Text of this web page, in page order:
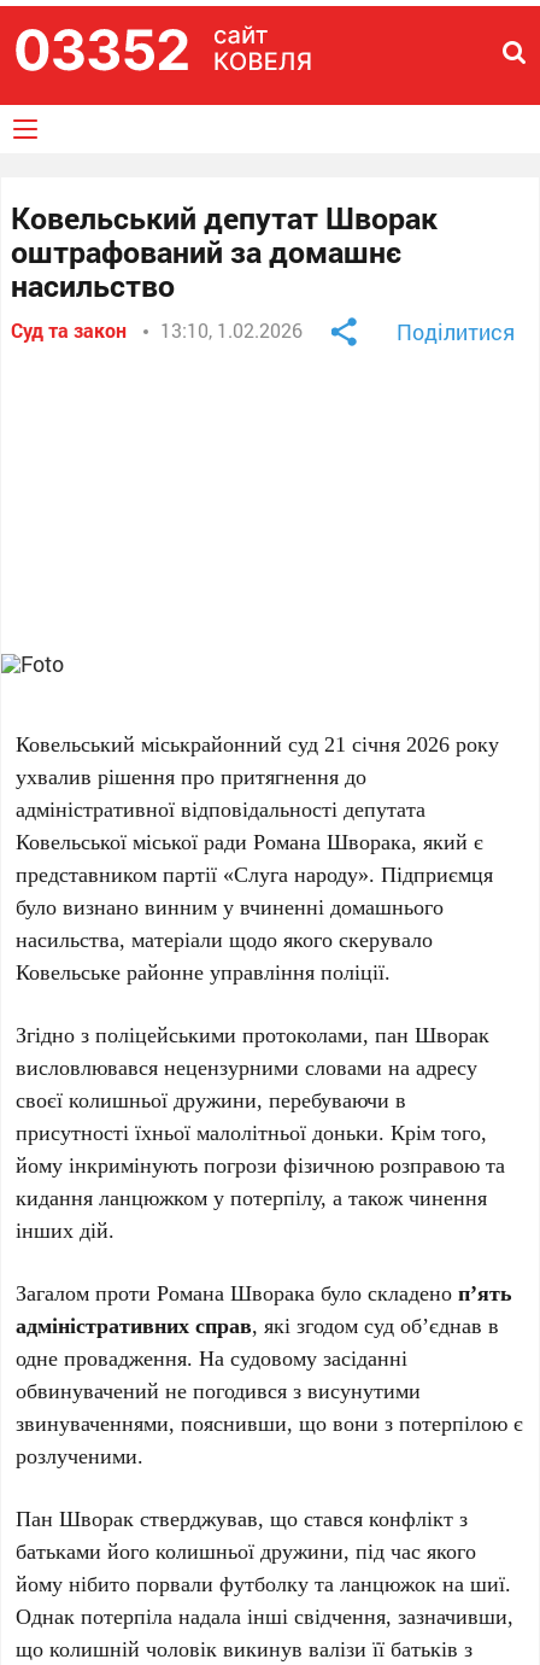
Ковельський депутат Шворак
оштрафований за домашнє
насильство
Суд та закон 13:10, 1.02.2026 Поділитися
Ковельський міськрайонний суд 21 січня 2026 року
ухвалив рішення про притягнення до
адміністративної відповідальності депутата
Ковельської міської ради Романа Шворака, який є
представником партії «Слуга народу». Підприємця
було визнано винним у вчиненні домашнього
насильства, матеріали щодо якого скерувало
Ковельське районне управління поліції.
Згідно з поліцейськими протоколами, пан Шворак
висловлювався нецензурними словами на адресу
своєї колишньої дружини, перебуваючи в
присутності їхньої малолітньої доньки. Крім того,
йому інкримінують погрози фізичною розправою та
кидання ланцюжком у потерпілу, а також чинення
інших дій.
Загалом проти Романа Шворака було складеноп’ять
адміністративних справ, які згодом суд об’єднав в
одне провадження. На судовому засіданні
обвинувачений не погодився з висунутими
звинуваченнями, пояснивши, що вони з потерпілою є
розлученими.
Пан Шворак стверджував, що стався конфлікт з
батьками його колишньої дружини, під час якого
йому нібито порвали футболку та ланцюжок на шиї.
Однак потерпіла надала інші свідчення, зазначивши,
що колишній чоловік викинув валізи її батьків з